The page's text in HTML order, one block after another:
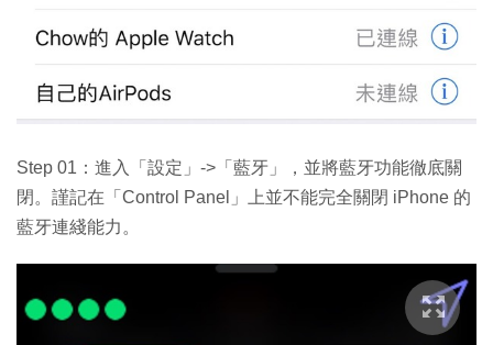
Step 01：進入「設定」->「藍牙」，並將藍牙功能徹底關
閉。謹記在「Control Panel」上並不能完全關閉 iPhone 的
藍牙連綫能力。